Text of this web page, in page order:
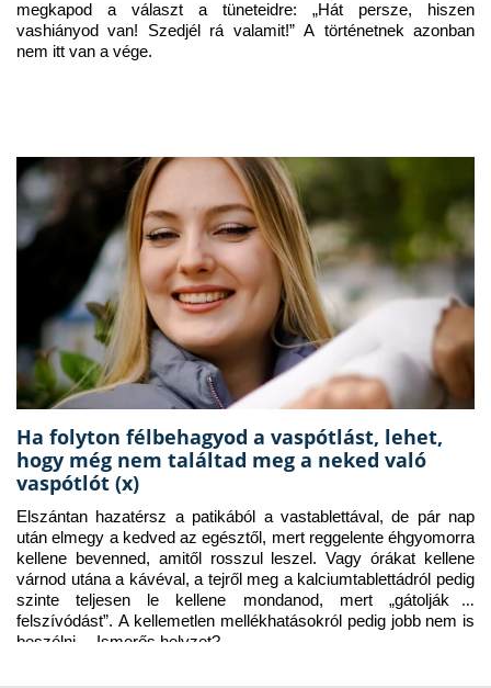
megkapod a választ a tüneteidre: „Hát persze, hiszen
vashiányod van! Szedjél rá valamit!” A történetnek azonban
nem itt van a vége.
Ha folyton félbehagyod a vaspótlást, lehet,
hogy még nem találtad meg a neked való
vaspótlót (x)
Elszántan hazatérsz a patikából a vastablettával, de pár nap
után elmegy a kedved az egésztől, mert reggelente éhgyomorra
kellene bevenned, amitől rosszul leszel. Vagy órákat kellene
várnod utána a kávéval, a tejről meg a kalciumtablettádról pedig
szinte teljesen le kellene mondanod, mert „gátolják a
felszívódást”. A kellemetlen mellékhatásokról pedig jobb nem is
beszélni… Ismerős helyzet?